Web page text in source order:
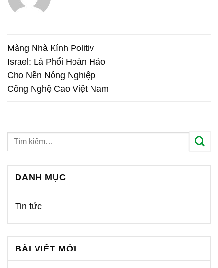
Màng Nhà Kính Politiv
Israel: Lá Phổi Hoàn Hảo
Cho Nền Nông Nghiệp
Công Nghệ Cao Việt Nam
DANH MỤC
Tin tức
BÀI VIẾT MỚI